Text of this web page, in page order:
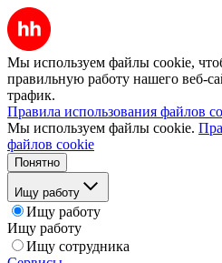
Мы используем файлы cookie,
правильную работу нашего веб-
трафик.
Правила использования файлов
Мы используем файлы cookie.
файлов cookie
Понятно
Ищу работу
Ищу работу
Ищу работу
Ищу сотрудника